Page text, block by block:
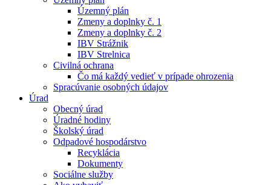
Územný plán
Zmeny a doplnky č. 1
Zmeny a doplnky č. 2
IBV Strážnik
IBV Strelnica
Civilná ochrana
Čo má každý vedieť v prípade ohrozenia
Spracúvanie osobných údajov
Úrad
Obecný úrad
Úradné hodiny
Školský úrad
Odpadové hospodárstvo
Recyklácia
Dokumenty
Sociálne služby